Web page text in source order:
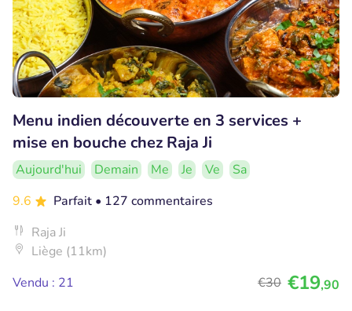
Menu indien découverte en 3 services +
mise en bouche chez Raja Ji
Aujourd'hui Demain Me Je Ve
Sa
9.6
Parfait • 127 commentaires
Raja Ji
Liège (11km)
Vendu : 21
€30 €19,90